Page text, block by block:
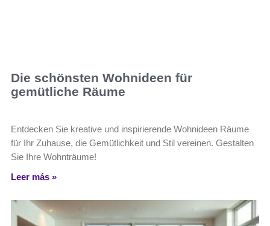
Die schönsten Wohnideen für
gemütliche Räume
Entdecken Sie kreative und inspirierende Wohnideen Räume
für Ihr Zuhause, die Gemütlichkeit und Stil vereinen. Gestalten
Sie Ihre Wohnträume!
Leer más »